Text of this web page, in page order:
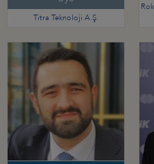
Titra Teknoloji A.Ş.